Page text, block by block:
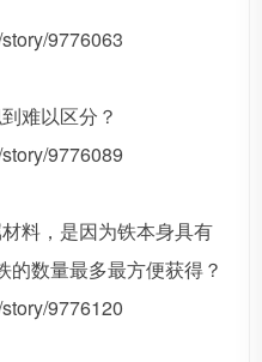
9776063
难以区分？
9776089
料，是因为铁本身具有
数量最多最方便获得？
9776120